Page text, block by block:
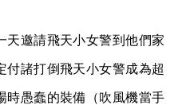
天邀請飛天小女警到他們家
付諸打倒飛天小女警成為超
時愚蠢的裝備（吹風機當手